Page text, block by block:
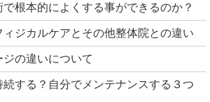
根本的によくする事ができるのか？
ジカルケアとその他整体院との違い
の違いについて
する？自分でメンテナンスする３つ